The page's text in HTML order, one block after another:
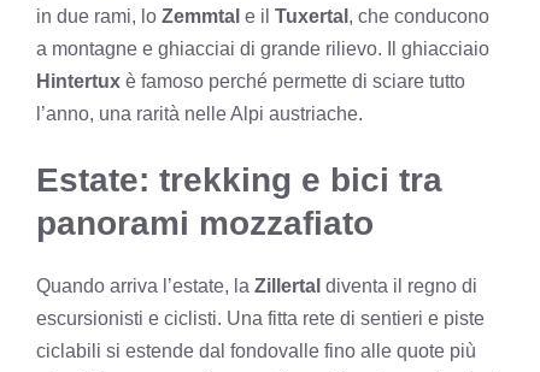
in due rami, lo Zemmtal e il Tuxertal , che conducono
a montagne e ghiacciai di grande rilievo. Il ghiacciaio
Hintertux è famoso perché permette di sciare tutto
l’anno, una rarità nelle Alpi austriache.
Estate: trekking e bici tra
panorami mozzafiato
Quando arriva l’estate, la Zillertal diventa il regno di
escursionisti e ciclisti. Una fitta rete di sentieri e piste
ciclabili si estende dal fondovalle fino alle quote più